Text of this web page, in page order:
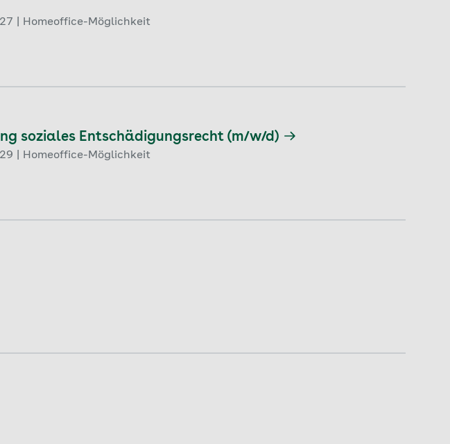
| Homeoffice-Möglichkeit
soziales Entschädigungsrecht (m/w/d)
| Homeoffice-Möglichkeit